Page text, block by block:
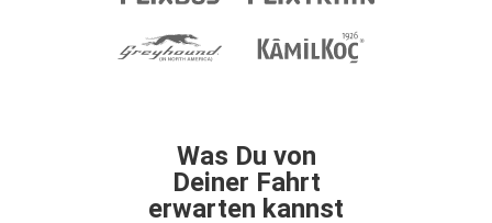
Was Du von
Deiner Fahrt
erwarten kannst